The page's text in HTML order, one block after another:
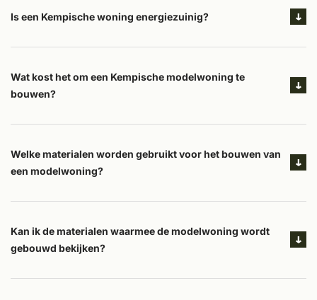
Is een Kempische woning energiezuinig?
Wat kost het om een Kempische modelwoning te
bouwen?
Welke materialen worden gebruikt voor het bouwen van
een modelwoning?
Kan ik de materialen waarmee de modelwoning wordt
gebouwd bekijken?